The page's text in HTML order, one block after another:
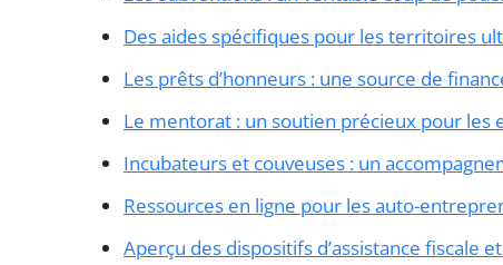
Des aides spécifiques pour les territoires
Les prêts d’honneurs : une source de
Le mentorat : un soutien précieux pour les
Incubateurs et couveuses : un
Ressources en ligne pour les auto-
Aperçu des dispositifs d’assistance fiscale